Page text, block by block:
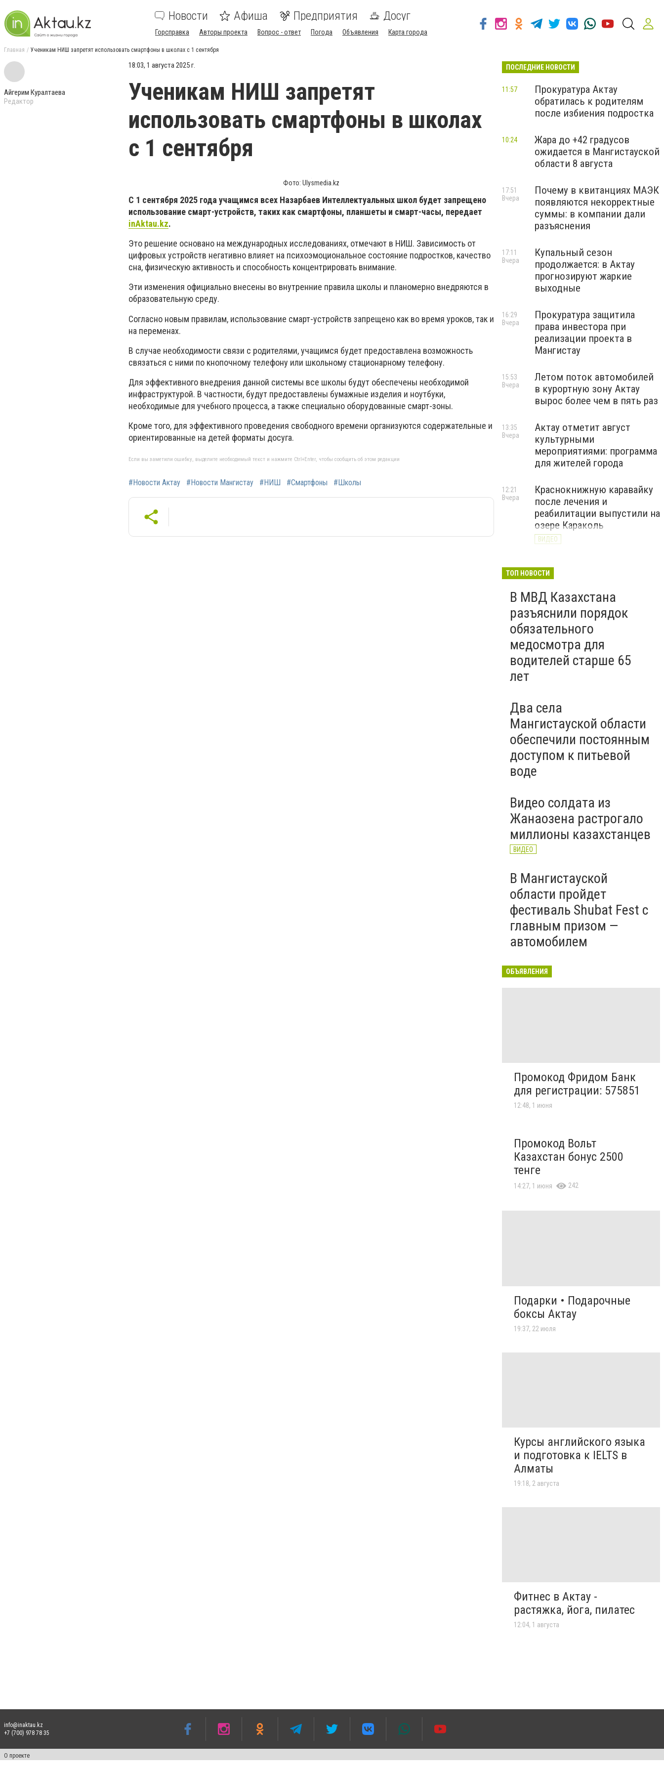
Новости Афиша Предприятия Досуг
Горсправка Авторы проекта Вопрос - ответ Погода Объявления Карта города
Главная Ученикам НИШ запретят использовать смартфоны в школах с 1 сентября
Айгерим Куралтаева
Редактор
18:03, 1 августа 2025 г.
Ученикам НИШ запретят
использовать смартфоны в школах
с 1 сентября
Фото: Ulysmedia.kz
С 1 сентября 2025 года учащимся всех Назарбаев Интеллектуальных школ будет запрещено
использование смарт-устройств, таких как смартфоны, планшеты и смарт-часы, передает
inAktau.kz.
Это решение основано на международных исследованиях, отмечают в НИШ. Зависимость от
цифровых устройств негативно влияет на психоэмоциональное состояние подростков, качество
сна, физическую активность и способность концентрировать внимание.
Эти изменения официально внесены во внутренние правила школы и планомерно внедряются в
образовательную среду.
Согласно новым правилам, использование смарт-устройств запрещено как во время уроков, так и
на переменах.
В случае необходимости связи с родителями, учащимся будет предоставлена возможность
связаться с ними по кнопочному телефону или школьному стационарному телефону.
Для эффективного внедрения данной системы все школы будут обеспечены необходимой
инфраструктурой. В частности, будут предоставлены бумажные изделия и ноутбуки,
необходимые для учебного процесса, а также специально оборудованные смарт-зоны.
Кроме того, для эффективного проведения свободного времени организуются содержательные и
ориентированные на детей форматы досуга.
Если вы заметили ошибку, выделите необходимый текст и нажмите Ctrl+Enter, чтобы сообщить об этом редакции
#Новости Актау #Новости Мангистау #НИШ #Смартфоны #Школы
ПОСЛЕДНИЕ НОВОСТИ
Прокуратура Актау
обратилась к родителям
после избиения подростка
11:57
Жара до +42 градусов
ожидается в Мангистауской
области 8 августа
10:24
Почему в квитанциях МАЭК
появляются некорректные
суммы: в компании дали
разъяснения
17:51
Вчера
Купальный сезон
продолжается: в Актау
прогнозируют жаркие
выходные
17:11
Вчера
Прокуратура защитила
права инвестора при
реализации проекта в
Мангистау
16:29
Вчера
Летом поток автомобилей
в курортную зону Актау
вырос более чем в пять раз
15:53
Вчера
Актау отметит август
культурными
мероприятиями: программа
для жителей города
13:35
Вчера
Краснокнижную каравайку
после лечения и
реабилитации выпустили на
озере Караколь
ВИДЕО
12:21
Вчера
ТОП НОВОСТИ
В МВД Казахстана
разъяснили порядок
обязательного
медосмотра для
водителей старше 65
лет
Два села
Мангистауской области
обеспечили постоянным
доступом к питьевой
воде
Видео солдата из
Жанаозена растрогало
миллионы казахстанцев
ВИДЕО
В Мангистауской
области пройдет
фестиваль Shubat Fest с
главным призом —
автомобилем
ОБЪЯВЛЕНИЯ
Промокод Фридом Банк
для регистрации: 575851
12:48, 1 июня
Промокод Вольт
Казахстан бонус 2500
тенге
14:27, 1 июня 242
Подарки • Подарочные
боксы Актау
19:37, 22 июля
Курсы английского языка
и подготовка к IELTS в
Алматы
19:18, 2 августа
Фитнес в Актау -
растяжка, йога, пилатес
12:04, 1 августа
info@inaktau.kz
+7 (700) 978 78 35
О проекте